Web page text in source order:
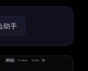
助手
生活助手
礼物创意